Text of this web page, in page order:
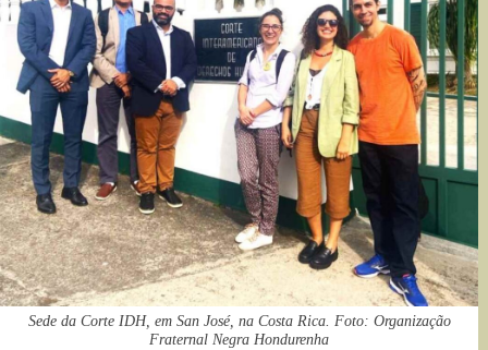
Sede da Corte IDH, em San José, na Costa Rica. Foto: Organização
Fraternal Negra Hondurenha